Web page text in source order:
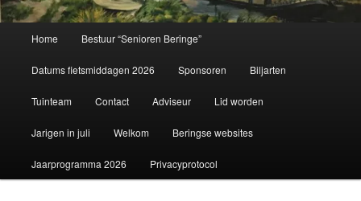
Home Bestuur “Senioren Beringe”
Datums fietsmiddagen 2026 Sponsoren Biljarten
Tuinteam Contact Adviseur Lid worden
Jarigen in juli Welkom Beringse websites
Jaarprogramma 2026 Privacyprotocol